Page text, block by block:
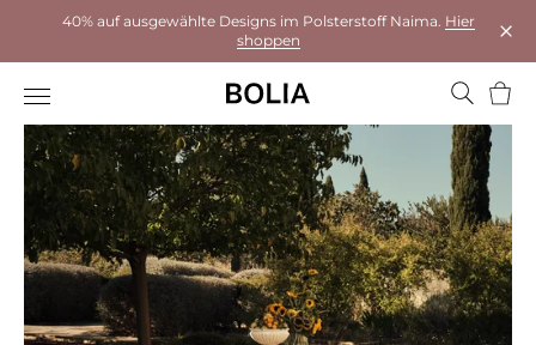
40% auf ausgewählte Designs im Polsterstoff Naima. Hier
shoppen